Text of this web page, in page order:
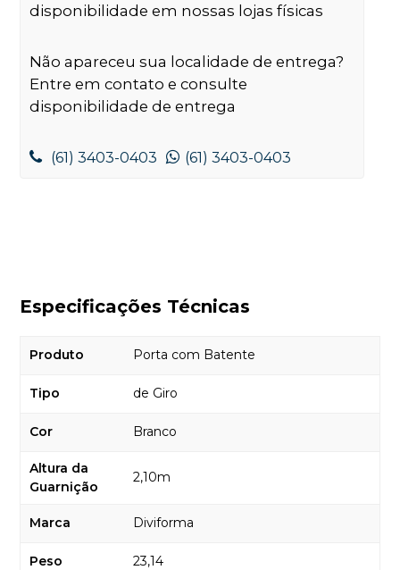
disponibilidade em nossas lojas físicas
Não apareceu sua localidade de entrega?
Entre em contato e consulte
disponibilidade de entrega
(61) 3403-0403 (61) 3403-0403
Especificações Técnicas
Produto Porta com Batente
Tipo de Giro
Cor Branco
Altura da
Guarnição
2,10m
Marca Diviforma
Peso 23,14